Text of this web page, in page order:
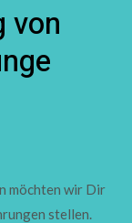
von
möchten wir Dir
stellen.